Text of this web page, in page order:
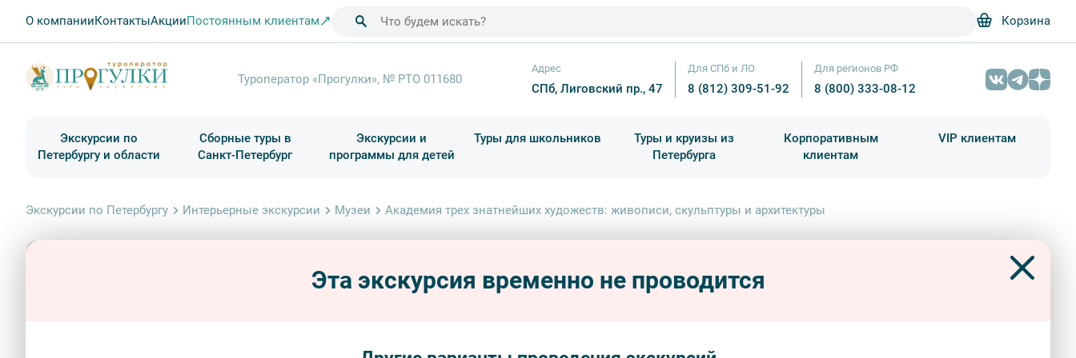
О компанииКонтактыАкцииПостоянным клиентам Корзина
Туроператор «Прогулки», № РТО 011680
Адрес
СПб, Лиговский пр., 47
Для СПб и ЛО
8 (812) 309-51-92
Для регионов РФ
8 (800) 333-08-12
Экскурсии по
Петербургу и области
Сборные туры в
Санкт-Петербург
Экскурсии и
программы для детей
Туры для школьников
Туры и круизы из
Петербурга
Корпоративным
клиентам
VIP клиентам
Экскурсии по Петербургу Интерьерные экскурсии Музеи Академия трех знатнейших художеств: живописи, скульптуры и архитектуры
художеств: живописи, скульптуры и
архитектуры
Эта экскурсия временно не проводится